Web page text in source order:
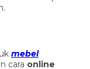
mebel
cara online